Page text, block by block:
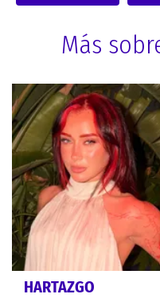
Más
HARTAZGO